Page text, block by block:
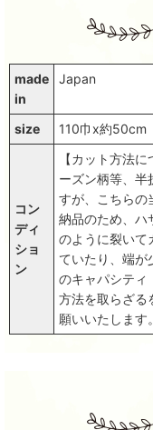
made
in
Japan
size 110巾x約50cm
コン
ディ
ショ
ン
【カット方法
ーズン柄等、半
すが、こちらの
納品のため、ハ
のように裂いて
ていたり、端が
のキャパシティ
方法を取らざる
願いいたします。